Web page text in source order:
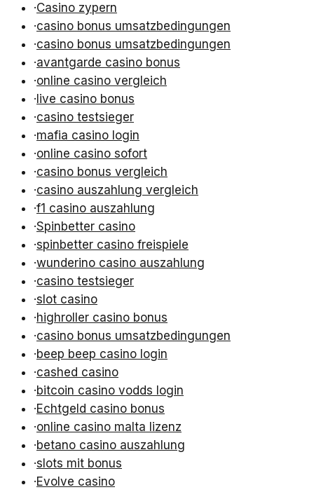
·Casino zypern
·casino bonus umsatzbedingungen
·casino bonus umsatzbedingungen
·avantgarde casino bonus
·online casino vergleich
· live casino bonus
·casino testsieger
·mafia casino login
·online casino sofort
·casino bonus vergleich
·casino auszahlung vergleich
·f1 casino auszahlung
·Spinbetter casino
·spinbetter casino freispiele
·wunderino casino auszahlung
·casino testsieger
·slot casino
·highroller casino bonus
·casino bonus umsatzbedingungen
·beep beep casino login
·cashed casino
·bitcoin casino vodds login
·Echtgeld casino bonus
·online casino malta lizenz
·betano casino auszahlung
·slots mit bonus
·Evolve casino